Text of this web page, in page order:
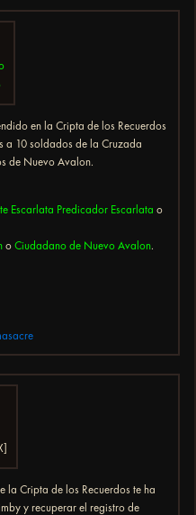
en la Cripta de los Recuerdos
a 10 soldados de la Cruzada
de Nuevo Avalon.
Escarlata Predicador Escarlata o
o Ciudadano de Nuevo Avalon.
la Cripta de los Recuerdos te ha
y recuperar el registro de